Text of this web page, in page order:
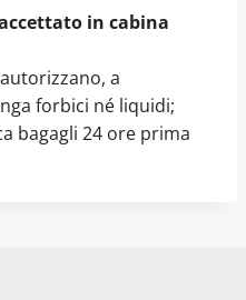
in cabina
a
forbici né liquidi;
bagagli 24 ore prima